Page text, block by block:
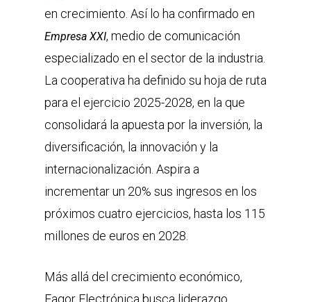
en crecimiento. Así lo ha confirmado en
Empresa XXI, medio de comunicación
especializado en el sector de la industria.
La cooperativa ha definido su hoja de ruta
para el ejercicio 2025-2028, en la que
consolidará la apuesta por la inversión, la
diversificación, la innovación y la
internacionalización. Aspira a
incrementar un 20% sus ingresos en los
próximos cuatro ejercicios, hasta los 115
millones de euros en 2028.
Más allá del crecimiento económico,
Fagor Electrónica busca liderazgo